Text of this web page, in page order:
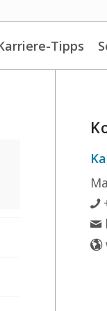
Tipps